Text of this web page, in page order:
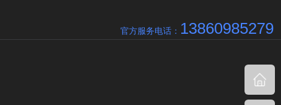
官方服务电话： 13860985279